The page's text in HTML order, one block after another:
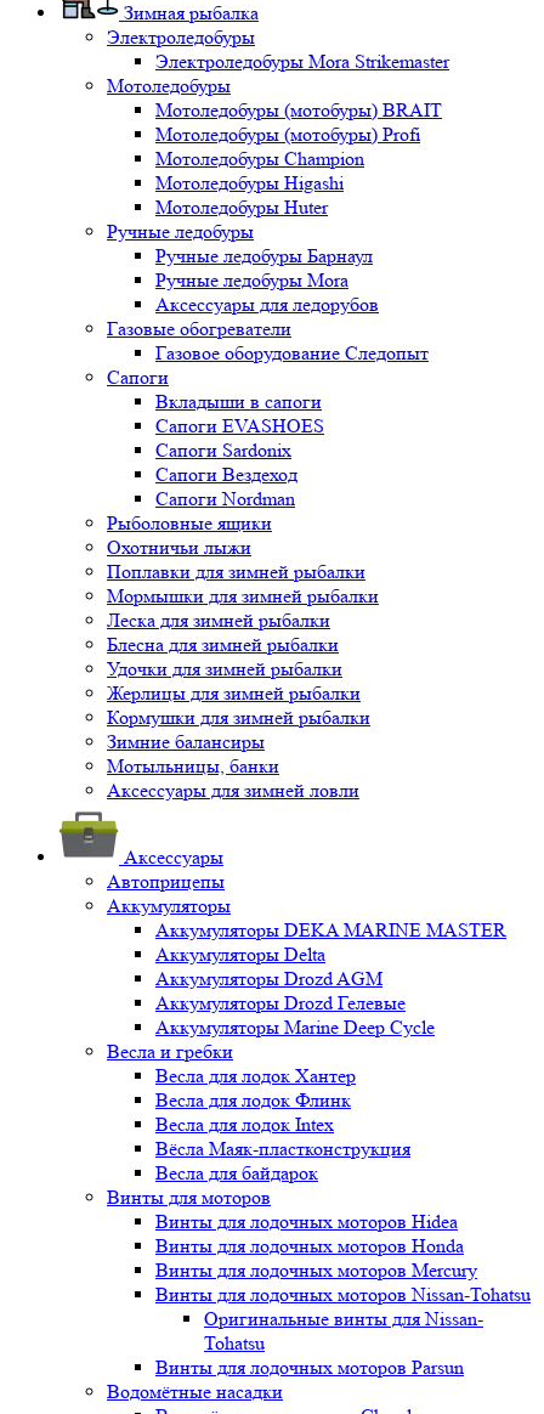
Зимная рыбалка
Электроледобуры
Электроледобуры Mora Strikemaster
Мотоледобуры
Мотоледобуры (мотобуры) BRAIT
Мотоледобуры (мотобуры) Profi
Мотоледобуры Champion
Мотоледобуры Higashi
Мотоледобуры Huter
Ручные ледобуры
Ручные ледобуры Барнаул
Ручные ледобуры Mora
Аксессуары для ледорубов
Газовые обогреватели
Газовое оборудование Следопыт
Сапоги
Вкладыши в сапоги
Сапоги EVASHOES
Сапоги Sardonix
Сапоги Вездеход
Сапоги Nordman
Рыболовные ящики
Охотничьи лыжи
Поплавки для зимней рыбалки
Мормышки для зимней рыбалки
Леска для зимней рыбалки
Блесна для зимней рыбалки
Удочки для зимней рыбалки
Жерлицы для зимней рыбалки
Кормушки для зимней рыбалки
Зимние балансиры
Мотыльницы, банки
Аксессуары для зимней ловли
Аксессуары
Автоприцепы
Аккумуляторы
Аккумуляторы DEKA MARINE MASTER
Аккумуляторы Delta
Аккумуляторы Drozd AGM
Аккумуляторы Drozd Гелевые
Аккумуляторы Marine Deep Cycle
Весла и гребки
Весла для лодок Хантер
Весла для лодок Флинк
Весла для лодок Intex
Вёсла Маяк-пластконструкция
Весла для байдарок
Винты для моторов
Винты для лодочных моторов Hidea
Винты для лодочных моторов Honda
Винты для лодочных моторов Mercury
Винты для лодочных моторов Nissan-Tohatsu
Оригинальные винты для Nissan-
Tohatsu
Винты для лодочных моторов Parsun
Водомётные насадки